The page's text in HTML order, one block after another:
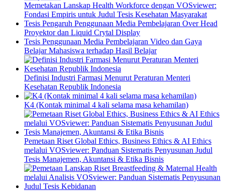
Memetakan Lanskap Health Workforce dengan VOSviewer:
Fondasi Empiris untuk Judul Tesis Kesehatan Masyarakat
Tesis Pengaruh Penggunaan Media Pembelajaran Over Head
Proyektor dan Liquid Crytal Display
Tesis Penggunaan Media Pembelajaran Video dan Gaya
Belajar Mahasiswa terhadap Hasil Belajar
Definisi Industri Farmasi Menurut Peraturan Menteri
Kesehatan Republik Indonesia
K4 (Kontak minimal 4 kali selama masa kehamilan)
Pemetaan Riset Global Ethics, Business Ethics & AI Ethics
melalui VOSviewer: Panduan Sistematis Penyusunan Judul
Tesis Manajemen, Akuntansi & Etika Bisnis